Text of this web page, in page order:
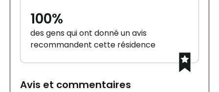
100%
des gens qui ont donné un avis
recommandent cette résidence
Avis et commentaires